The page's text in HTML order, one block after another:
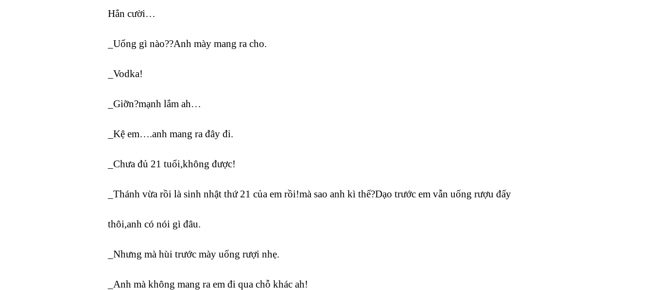
Hắn cười…
_Uống gì nào??Anh mày mang ra cho.
_Vodka!
_Giỡn?mạnh lắm ah…
_Kệ em….anh mang ra đây đi.
_Chưa đủ 21 tuổi,không được!
_Thánh vừa rồi là sinh nhật thứ 21 của em rồi!mà sao anh kì thế?Dạo trước em vẫn uống rượu đấy
thôi,anh có nói gì đâu.
_Nhưng mà hùi trước mày uống rượi nhẹ.
_Anh mà không mang ra em đi qua chỗ khác ah!